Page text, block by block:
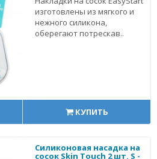
изготовлены из мягкого и
нежного силикона,
оберегают потрескав..
КУПИТЬ
Силиконовая насадка на
сосок Skin Touch 2 шт. S -